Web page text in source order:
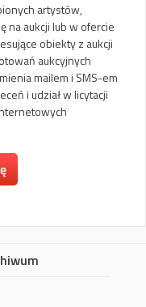
artystów,
na aukcji lub w ofercie
obiekty z aukcji
aukcyjnych
mailem i SMS-em
i udział w licytacji